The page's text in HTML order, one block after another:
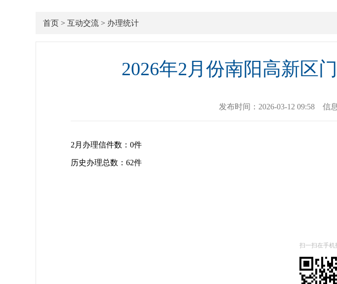
首页 > 互动交流 > 办理统计
2026年2月份南阳高新区
发布时间： 2026-03-12 09:58 信
2月办理信件数：0件
历史办理总数：62件
扫一扫在手机